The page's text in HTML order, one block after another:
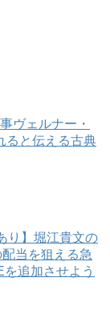
ヴェルナー・
ると伝える古典
り】堀江貴文の
当を狙える急
追加させよう